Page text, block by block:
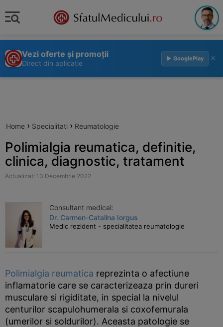
Vezi oferte și promoții
Direct din aplicație
▶ GooglePlay ×
Home › Specialitati › Reumatologie
Polimialgia reumatica, definitie,
clinica, diagnostic, tratament
Actualizat: 13 Decembrie 2022
Consultant medical:
Dr. Carmen-Catalina Iorgus
Medic rezident - specialitatea reumatologie
Polimialgia reumatica reprezinta o afectiune
inflamatorie care se caracterizeaza prin dureri
musculare si rigiditate, in special la nivelul
centurilor scapulohumerala si coxofemurala
(umerilor si soldurilor). Aceasta patologie se